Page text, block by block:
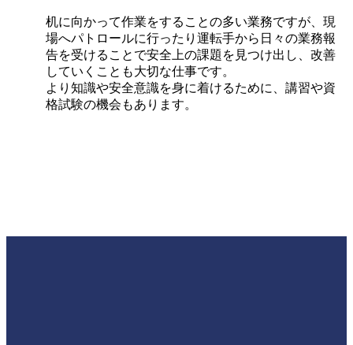
机に向かって作業をすることの多い業務ですが、現
場へパトロールに行ったり運転手から日々の業務報
告を受けることで安全上の課題を見つけ出し、改善
していくことも大切な仕事です。
より知識や安全意識を身に着けるために、講習や資
格試験の機会もあります。